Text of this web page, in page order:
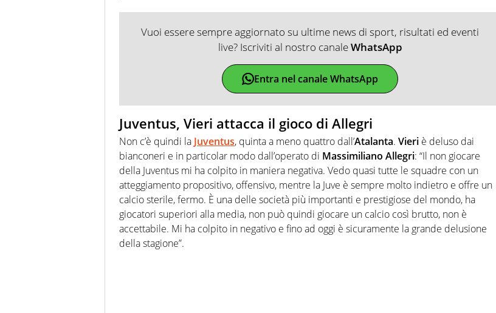
Vuoi essere sempre aggiornato su ultime news di sport, risultati ed eventi
live? Iscriviti al nostro canaleWhatsApp
Entra nel canale WhatsApp
Juventus, Vieri attacca il gioco di Allegri
Non c’è quindi la Juventus, quinta a meno quattro dall’Atalanta. Vieri è deluso dai
bianconeri e in particolar modo dall’operato di Massimiliano Allegri: “Il non giocare
della Juventus mi ha colpito in maniera negativa. Vedo quasi tutte le squadre con un
atteggiamento propositivo, offensivo, mentre la Juve è sempre molto indietro e offre un
calcio sterile, fermo. È una delle società più importanti e prestigiose del mondo, ha
giocatori superiori alla media, non può quindi giocare un calcio così brutto, non è
accettabile. Mi ha colpito in negativo e fino ad oggi è sicuramente la grande delusione
della stagione”.